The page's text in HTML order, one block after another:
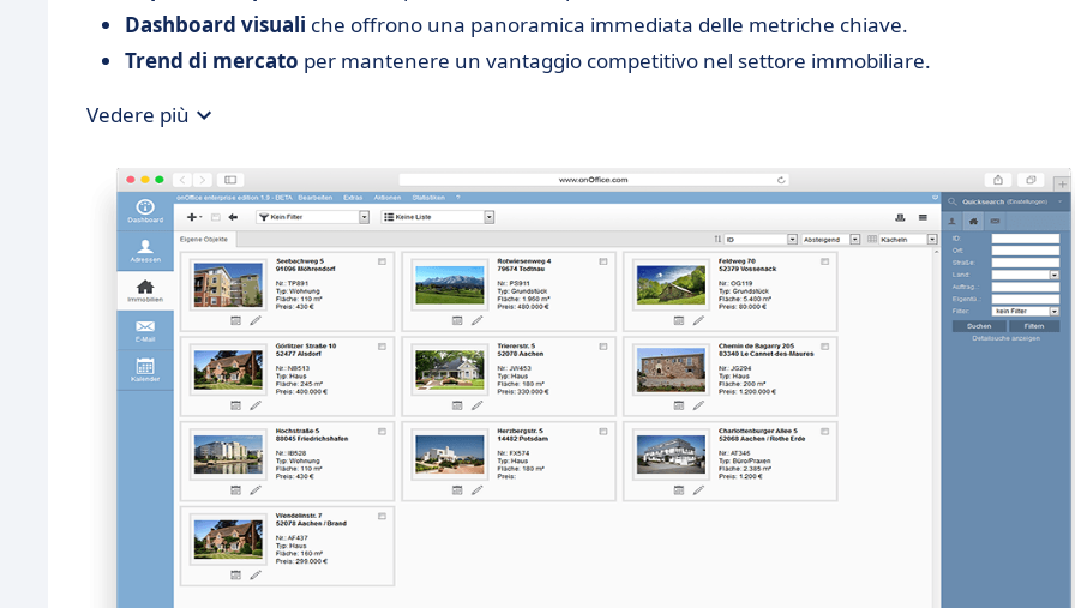
Dashboard visuali che offrono una panoramica immediata delle metriche chiave.
Trend di mercato per mantenere un vantaggio competitivo nel settore immobiliare.
Vedere più